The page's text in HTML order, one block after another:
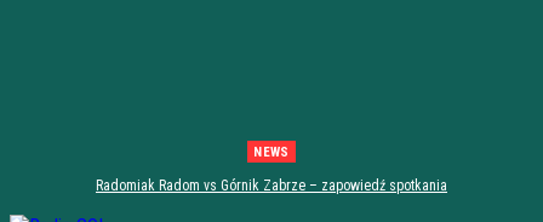
NEWS
Radomiak Radom vs Górnik Zabrze – zapowiedź spotkania